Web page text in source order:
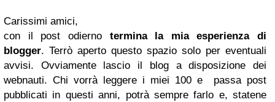
Carissimi amici,
con il post odierno termina la mia esperienza di
blogger. Terrò aperto questo spazio solo per eventuali
avvisi. Ovviamente lascio il blog a disposizione dei
webnauti. Chi vorrà leggere i miei 100 e passa post
pubblicati in questi anni, potrà sempre farlo e, statene